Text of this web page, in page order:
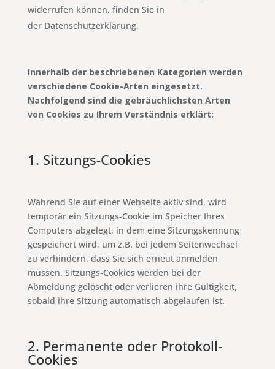
widerrufen können, finden Sie in
der Datenschutzerklärung.
Innerhalb der beschriebenen Kategorien werden
verschiedene Cookie-Arten eingesetzt.
Nachfolgend sind die gebräuchlichsten Arten
von Cookies zu Ihrem Verständnis erklärt:
1. Sitzungs-Cookies
Während Sie auf einer Webseite aktiv sind, wird
temporär ein Sitzungs-Cookie im Speicher Ihres
Computers abgelegt, in dem eine Sitzungskennung
gespeichert wird, um z.B. bei jedem Seitenwechsel
zu verhindern, dass Sie sich erneut anmelden
müssen. Sitzungs-Cookies werden bei der
Abmeldung gelöscht oder verlieren ihre Gültigkeit,
sobald ihre Sitzung automatisch abgelaufen ist.
2. Permanente oder Protokoll-
Cookies